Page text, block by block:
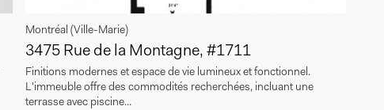
Montréal (Ville-Marie)
3475 Rue de la Montagne, #1711
Finitions modernes et espace de vie lumineux et fonctionnel.
L'immeuble offre des commodités recherchées, incluant une
terrasse avec piscine...